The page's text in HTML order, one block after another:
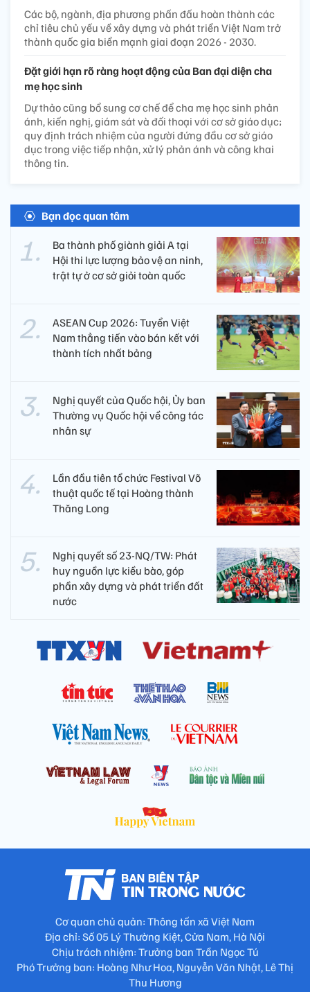
Các bộ, ngành, địa phương phấn đấu hoàn thành các
chỉ tiêu chủ yếu về xây dựng và phát triển Việt Nam trở
thành quốc gia biển mạnh giai đoạn 2026 - 2030.
Đặt giới hạn rõ ràng hoạt động của Ban đại diện cha
mẹ học sinh
Dự thảo cũng bổ sung cơ chế để cha mẹ học sinh phản
ánh, kiến nghị, giám sát và đối thoại với cơ sở giáo dục;
quy định trách nhiệm của người đứng đầu cơ sở giáo
dục trong việc tiếp nhận, xử lý phản ánh và công khai
thông tin.
Bạn đọc quan tâm
Ba thành phố giành giải A tại
Hội thi lực lượng bảo vệ an ninh,
trật tự ở cơ sở giỏi toàn quốc
ASEAN Cup 2026: Tuyển Việt
Nam thẳng tiến vào bán kết với
thành tích nhất bảng
Nghị quyết của Quốc hội, Ủy ban
Thường vụ Quốc hội về công tác
nhân sự
Lần đầu tiên tổ chức Festival Võ
thuật quốc tế tại Hoàng thành
Thăng Long
Nghị quyết số 23-NQ/TW: Phát
huy nguồn lực kiều bào, góp
phần xây dựng và phát triển đất
nước
Cơ quan chủ quản: Thông tấn xã Việt Nam
Địa chỉ: Số 05 Lý Thường Kiệt, Cửa Nam, Hà Nội
Chịu trách nhiệm: Trưởng ban Trần Ngọc Tú
Phó Trưởng ban: Hoàng Như Hoa, Nguyễn Văn Nhật, Lê Thị
Thu Hương